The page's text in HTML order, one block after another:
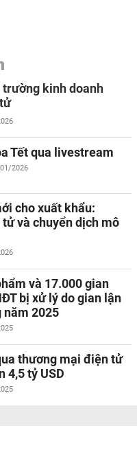
kinh doanh
Tết qua livestream
2026
cho xuất khẩu:
và chuyển dịch mô
và 17.000 gian
bị xử lý do gian lận
2025
thương mại điện tử
4,5 tỷ USD